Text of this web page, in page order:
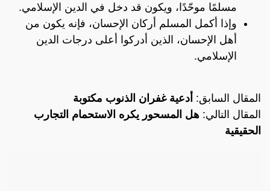
مسلمًا موحّدًا، ويكون قد دخل في الدين الإسلامي.
وإذا أكمل المسلم أركان الإحسان، فإنه يكون من
أهل الإحسان، الذين أدركوا أعلى درجات الدين
الإسلامي.
المقال السابق: أدعية غفران الذنوب مكتوبة
المقال التالي: هل المسحور يكره الاستحمام التجارب
الحقيقية